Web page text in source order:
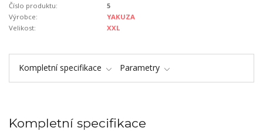
Číslo produktu:
5
Výrobce:
YAKUZA
Velikost:
XXL
Kompletní specifikace Parametry
Kompletní specifikace